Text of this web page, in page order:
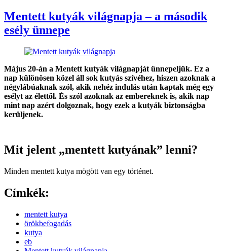
Mentett kutyák világnapja – a második
esély ünnepe
Május 20-án a Mentett kutyák világnapját ünnepeljük. Ez a
nap különösen közel áll sok kutyás szívéhez, hiszen azoknak a
négylábúaknak szól, akik nehéz indulás után kaptak még egy
esélyt az élettől. És szól azoknak az embereknek is, akik nap
mint nap azért dolgoznak, hogy ezek a kutyák biztonságba
kerüljenek.
Mit jelent „mentett kutyának” lenni?
Minden mentett kutya mögött van egy történet.
Címkék:
mentett kutya
örökbefogadás
kutya
eb